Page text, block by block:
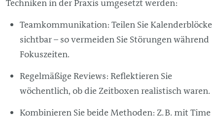
Techniken in der Praxis umgesetzt werden:
Teamkommunikation: Teilen Sie Kalenderblöcke
sichtbar – so vermeiden Sie Störungen während
Fokuszeiten.
Regelmäßige Reviews: Reflektieren Sie
wöchentlich, ob die Zeitboxen realistisch waren.
Kombinieren Sie beide Methoden: Z. B. mit Time